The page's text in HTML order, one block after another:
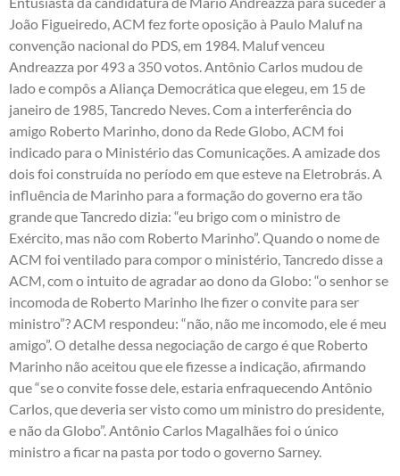
João Figueiredo, ACM fez forte oposição à Paulo Maluf na
convenção nacional do PDS, em 1984. Maluf venceu
Andreazza por 493 a 350 votos. Antônio Carlos mudou de
lado e compôs a Aliança Democrática que elegeu, em 15 de
janeiro de 1985, Tancredo Neves. Com a interferência do
amigo Roberto Marinho, dono da Rede Globo, ACM foi
indicado para o Ministério das Comunicações. A amizade dos
dois foi construída no período em que esteve na Eletrobrás. A
influência de Marinho para a formação do governo era tão
grande que Tancredo dizia: “eu brigo com o ministro de
Exército, mas não com Roberto Marinho”. Quando o nome de
ACM foi ventilado para compor o ministério, Tancredo disse a
ACM, com o intuito de agradar ao dono da Globo: “o senhor se
incomoda de Roberto Marinho lhe fizer o convite para ser
ministro”? ACM respondeu: “não, não me incomodo, ele é meu
amigo”. O detalhe dessa negociação de cargo é que Roberto
Marinho não aceitou que ele fizesse a indicação, afirmando
que “se o convite fosse dele, estaria enfraquecendo Antônio
Carlos, que deveria ser visto como um ministro do presidente,
e não da Globo”. Antônio Carlos Magalhães foi o único
ministro a ficar na pasta por todo o governo Sarney.